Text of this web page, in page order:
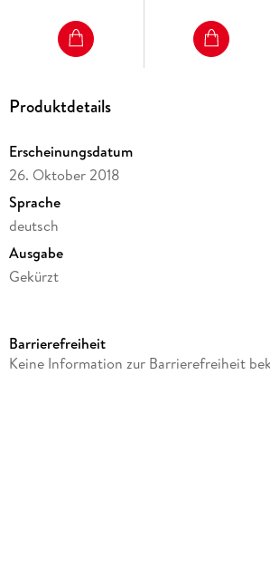
Produktdetails
Erscheinungsdatum
26. Oktober 2018
Sprache
deutsch
Ausgabe
Gekürzt
Laufzeit
Barrierefreiheit
Keine Information zur Barrierefreiheit